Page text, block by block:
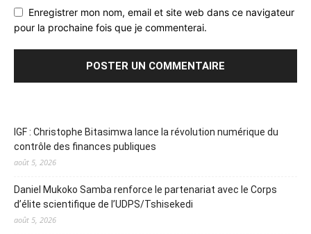
Enregistrer mon nom, email et site web dans ce navigateur
pour la prochaine fois que je commenterai.
IGF : Christophe Bitasimwa lance la révolution numérique du
contrôle des finances publiques
août 5, 2026
Daniel Mukoko Samba renforce le partenariat avec le Corps
d’élite scientifique de l’UDPS/Tshisekedi
août 5, 2026